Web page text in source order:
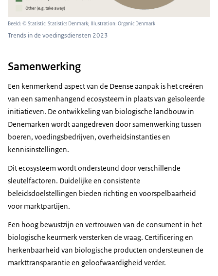
Beeld: © Statistic: Statistics Denmark; Illustration: Organic Denmark
Trends in de voedingsdiensten 2023
Samenwerking
Een kenmerkend aspect van de Deense aanpak is het creëren
van een samenhangend ecosysteem in plaats van geïsoleerde
initiatieven. De ontwikkeling van biologische landbouw in
Denemarken wordt aangedreven door samenwerking tussen
boeren, voedingsbedrijven, overheidsinstanties en
kennisinstellingen.
Dit ecosysteem wordt ondersteund door verschillende
sleutelfactoren. Duidelijke en consistente
beleidsdoelstellingen bieden richting en voorspelbaarheid
voor marktpartijen.
Een hoog bewustzijn en vertrouwen van de consument in het
biologische keurmerk versterken de vraag. Certificering en
herkenbaarheid van biologische producten ondersteunen de
markttransparantie en geloofwaardigheid verder.